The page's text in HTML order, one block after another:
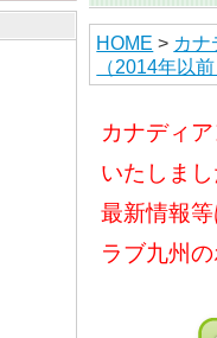
HOME > カ
（2014年以
カナディ
いたしま
最新情報
ラブ九州